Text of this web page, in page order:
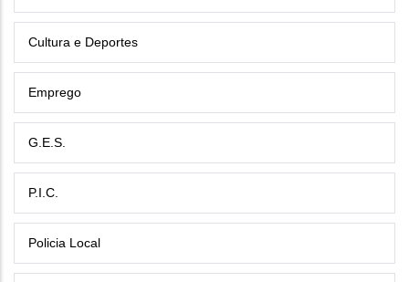
Cultura e Deportes
Emprego
G.E.S.
P.I.C.
Policia Local